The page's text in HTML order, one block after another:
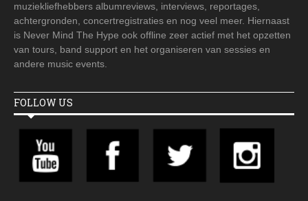
muziekliefhebbers albumreviews, interviews, reportages,
achtergronden, concertregistraties en nog veel meer. Hiernaast
is Never Mind The Hype ook offline zeer actief met het opzetten
van tours, band support en het organiseren van sessies en
andere music events.
FOLLOW US